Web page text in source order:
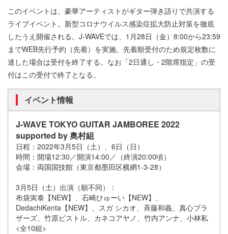
このイベントは、豪華アーティストがギター弾き語りで共演する
ライブイベント。新型コロナウイルス感染症拡大防止対策を徹底
したうえ開催される。J-WAVEでは、1月28日（金）8:00から23:59
までWEB先行予約（先着）を実施。先着順受付のため規定枚数に
達した場合は受付を終了する。なお「2日通し・2階席指定」の受
付はこの受付で終了となる。
イベント情報
J-WAVE TOKYO GUITAR JAMBOREE 2022
supported by 奥村組
日程：2022年3月5日（土）、6日（日）
時間：開場12:30／開演14:00／（終演20:00頃）
会場：両国国技館（東京都墨田区横網1-3-28）
3月5日（土）出演（順不同）：
布袋寅泰【NEW】、石崎ひゅーい【NEW】、
DedachiKenta【NEW】、スガ シカオ、斉藤和義、真心ブラ
ザーズ、竹原ピストル、カネコアヤノ、竹内アンナ、小林私
<全10組>